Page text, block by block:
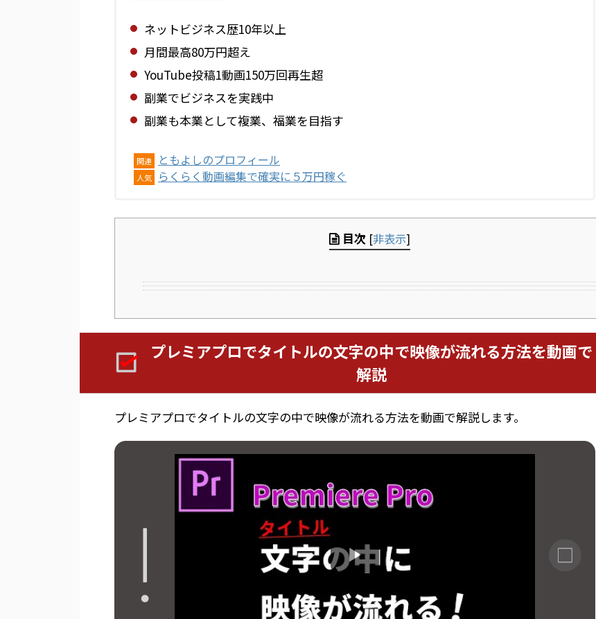
ネットビジネス歴10年以上
月間最高80万円超え
YouTube投稿1動画150万回再生超
副業でビジネスを実践中
副業も本業として複業、福業を目指す
関連 ともよしのプロフィール
人気 らくらく動画編集で確実に５万円稼ぐ
目次 [非表示]
プレミアプロでタイトルの文字の中で映像が流れる方法を動画で
解説
プレミアプロでタイトルの文字の中で映像が流れる方法を動画で解説します。